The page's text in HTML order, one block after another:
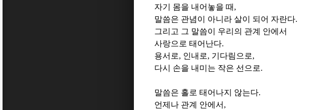
자기 몸을 내어놓을 때 ,
말씀은 관념이 아니라 살이 되어 자란다.
그리고 그 말씀이 우리의 관계 안에서
사랑으로 태어난다.
용서로, 인내로, 기다림으로,
다시 손을 내미는 작은 선으로.
말씀은 홀로 태어나지 않는다.
언제나 관계 안에서 ,